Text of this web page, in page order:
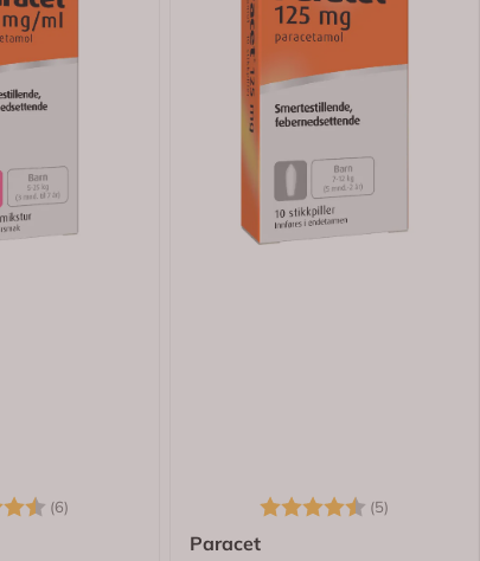
(6) Karakter: (5)
Paracet